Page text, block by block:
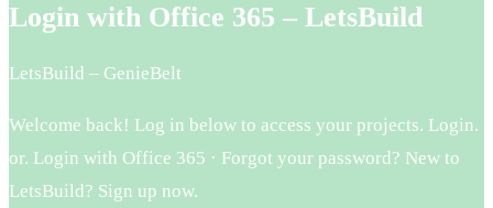
Login with Office 365 – LetsBuild
LetsBuild – GenieBelt
Welcome back! Log in below to access your projects. Login.
or. Login with Office 365 · Forgot your password? New to
LetsBuild? Sign up now.